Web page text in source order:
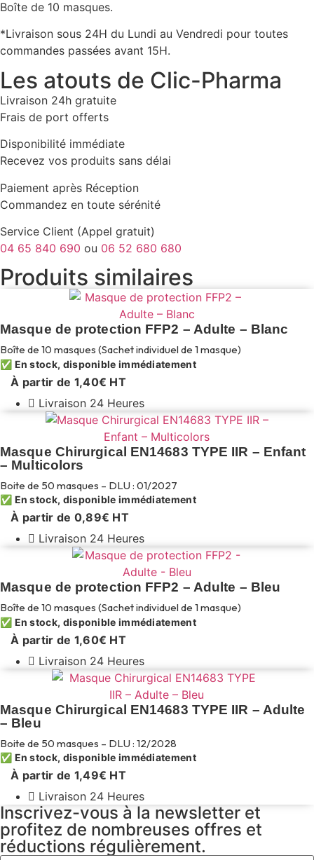
Boîte de 10 masques.
*Livraison sous 24H du Lundi au Vendredi pour toutes
commandes passées avant 15H.
Les atouts de Clic-Pharma
Livraison 24h gratuite
Frais de port offerts
Disponibilité immédiate
Recevez vos produits sans délai
Paiement après Réception
Commandez en toute sérénité
Service Client (Appel gratuit)
04 65 840 690 ou 06 52 680 680
Produits similaires
Masque de protection FFP2 – Adulte – Blanc
Boîte de 10 masques (Sachet individuel de 1 masque)
✅ En stock, disponible immédiatement
À partir de 1,40€ HT
Livraison 24 Heures
Masque Chirurgical EN14683 TYPE IIR – Enfant
– Multicolors
Boite de 50 masques – DLU : 01/2027
✅ En stock, disponible immédiatement
À partir de 0,89€ HT
Livraison 24 Heures
Masque de protection FFP2 – Adulte – Bleu
Boîte de 10 masques (Sachet individuel de 1 masque)
✅ En stock, disponible immédiatement
À partir de 1,60€ HT
Livraison 24 Heures
Masque Chirurgical EN14683 TYPE IIR – Adulte
– Bleu
Boite de 50 masques – DLU : 12/2028
✅ En stock, disponible immédiatement
À partir de 1,49€ HT
Livraison 24 Heures
Inscrivez-vous à la newsletter et
profitez de nombreuses offres et
réductions régulièrement.